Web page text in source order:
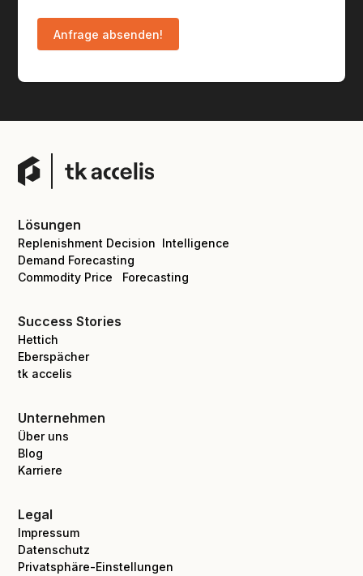
Lösungen
Replenishment Decision Intelligence
Demand Forecasting
Commodity Price Forecasting
Success Stories
Hettich
Eberspächer
tk accelis
Unternehmen
Über uns
Blog
Karriere
Legal
Impressum
Datenschutz
Privatsphäre-Einstellungen